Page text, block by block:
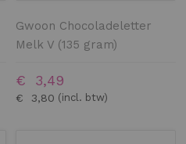
Gwoon Chocoladeletter
Melk V (135 gram)
€ 3,80
€ 3,49